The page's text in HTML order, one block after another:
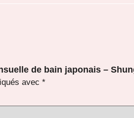
de bain japonais –
avec *